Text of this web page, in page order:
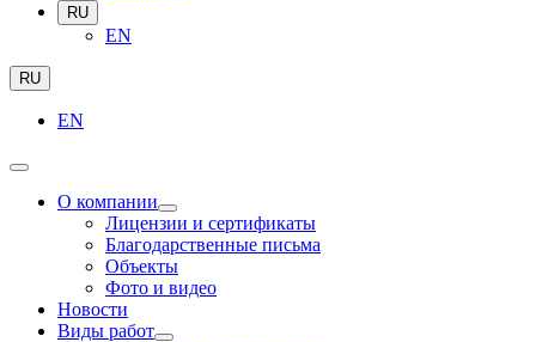
RU
EN
RU
EN
О компании
Лицензии и сертификаты
Благодарственные письма
Объекты
Фото и видео
Новости
Виды работ